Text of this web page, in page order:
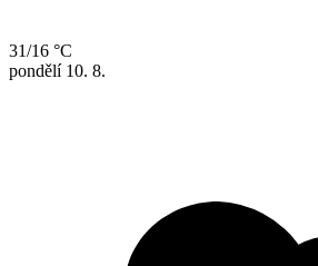
31/16 °C
pondělí 10. 8.